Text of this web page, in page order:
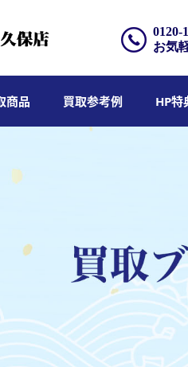
0120-
お気
商品 買取参考例 HP特